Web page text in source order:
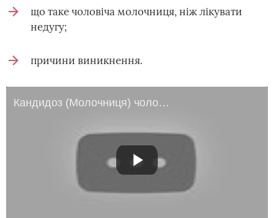
що таке чоловіча молочниця, ніж лікувати
недугу;
причини виникнення.
Кандидоз (Молочниця) чоловіків